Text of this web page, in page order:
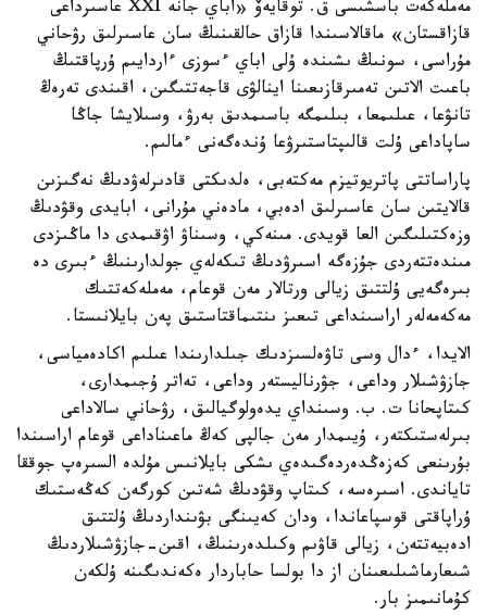
مەملەكەت باسشىسى ق. توقايەۆ «اباي جانە XXI عاسىرداعى
قازاقستان» ماقالاسىندا قازاق حالقىنىڭ سان عاسىرلىق رۋحاني
مۇراسى، سونىڭ ىشىندە ۇلى اباي ءسوزى ءاردايىم ۇرپاقتىڭ
باعىت الاتىن تەمىرقازىعىنا اينالۋى قاجەتتىگىن، اقىندى تەرەڭ
تانۋعا، عىلىمعا، بىلىمگە باسىمدىق بەرۋ، وسىلايشا جاڭا
ساپاداعى ۇلت قالىپتاستىرۋعا ۇندەگەنى ءمالىم.
پاراساتتى پاتريوتيزم مەكتەبى، ەلدىكتى قادىرلەۋدىڭ نەگىزىن
قالايتىن سان عاسىرلىق ادەبي، مادەني مۇرانى، ابايدى وقۋدىڭ
وزەكتىلىگىن العا قويدى. مىنەكي، وسىناۋ اۋقىمدى دا ماڭىزدى
مىندەتتەردى جۇزەگە اسىرۋدىڭ تىكەلەي جولدارىنىڭ ءبىرى دە
بىرەگەيى ۇلتتىق زيالى ورتالار مەن قوعام، مەملەكەتتىك
مەكەمەلەر اراسىنداعى تىعىز ىنتىماقتاستىق پەن بايلانىستا.
الايدا، ءدال وسى تاۋەلسىزدىك جىلدارىندا عىلىم اكادەمياسى،
جازۋشىلار وداعى، جۋرناليستەر وداعى، تەاتر ۇجىمدارى،
كىتاپحانا ت. ب. وسىنداي يدەولوگيالىق، رۋحاني سالاداعى
بىرلەستىكتەر، ۇيىمدار مەن جالپى كەڭ ماعىناداعى قوعام اراسىندا
بۇرىنعى كەزەڭدەردەگىدەي ىشكى بايلانىس مۇلدە السىرەپ جوققا
تاياندى. اسىرەسە، كىتاپ وقۋدىڭ شەتىن كورگەن كەڭەستىك
ۇراپاقتى قوسپاعاندا، ودان كەيىنگى بۋىنداردىڭ ۇلتتىق
ادەبيەتتەن، زيالى قاۋىم وكىلدەرىنىڭ، اقىن-جازۋشىلاردىڭ
شىعارماشىلىعىنان از دا بولسا حاباردار ەكەندىگىنە ۇلكەن
كۇمانىمىز بار.